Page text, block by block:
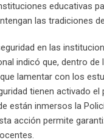
educativas
las tradiciones
en las
indicó que, dentro de
lamentar con los
tienen activado el
están inmersos la
acción permite